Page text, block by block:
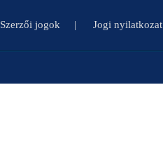
Szerzői jogok Jogi nyilatkozat